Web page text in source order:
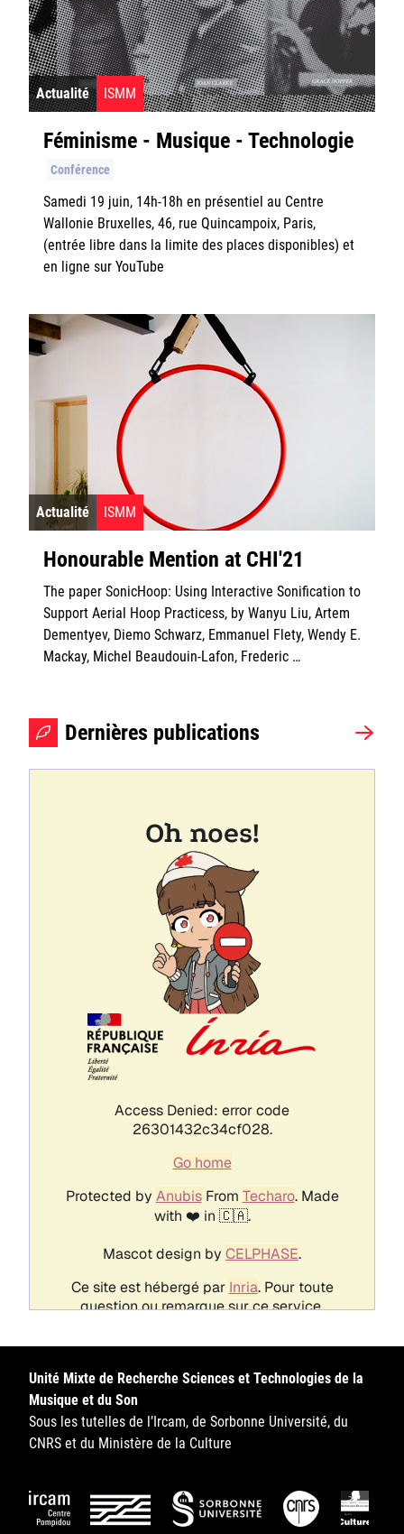
Actualité ISMM
Féminisme - Musique - Technologie
Conférence
Samedi 19 juin, 14h-18h en présentiel au Centre
Wallonie Bruxelles, 46, rue Quincampoix, Paris,
(entrée libre dans la limite des places disponibles) et
en ligne sur YouTube
Actualité ISMM
Honourable Mention at CHI'21
The paper SonicHoop: Using Interactive Sonification to
Support Aerial Hoop Practicess, by Wanyu Liu, Artem
Dementyev, Diemo Schwarz, Emmanuel Flety, Wendy E.
Mackay, Michel Beaudouin-Lafon, Frederic …
Dernières publications
Unité Mixte de Recherche Sciences et Technologies de la
Musique et du Son
Sous les tutelles de l’Ircam, de Sorbonne Université, du
CNRS et du Ministère de la Culture